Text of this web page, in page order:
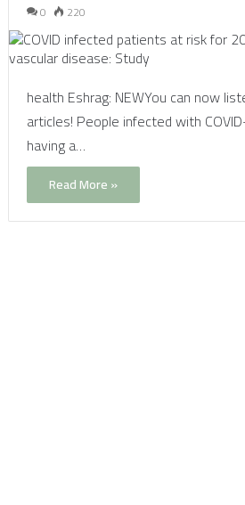
0 220
health Eshrag: NEWYou can now
articles! People infected with
having a…
Read More »